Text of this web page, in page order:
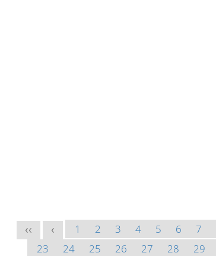
<< < 1 2 3 4 5 6 7
23
24 25 26 27 28 29